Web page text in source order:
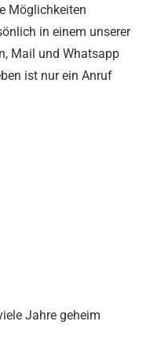
Möglichkeiten
in einem unserer
Mail und Whatsapp
ist nur ein Anruf
Jahre geheim